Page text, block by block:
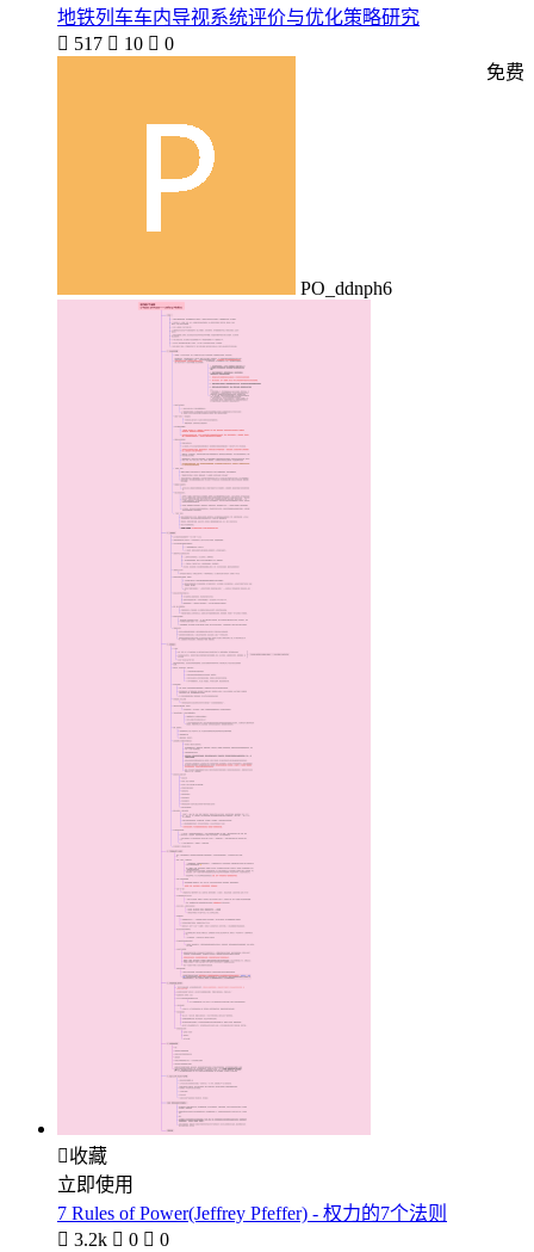
地铁列车车内导视系统评价与优化策略研究
 517  10  0
PO_ddnph6
免费
收藏
立即使用
7 Rules of Power(Jeffrey Pfeffer) - 权力的7个法则
 3.2k  0  0